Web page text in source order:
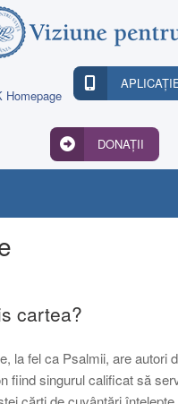
Homepage
DONAȚII
cartea?
la fel ca Psalmii, are autori
fiind singurul calificat să